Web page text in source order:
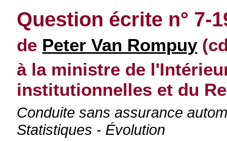
Question écrite n° 7-
de Peter Van Rompuy
à la ministre de
institutionnelles et du
Conduite sans assurance
Statistiques - Évolution